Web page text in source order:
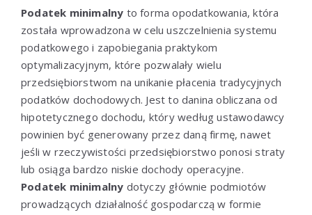
Podatek minimalny to forma opodatkowania, która
została wprowadzona w celu uszczelnienia systemu
podatkowego i zapobiegania praktykom
optymalizacyjnym, które pozwalały wielu
przedsiębiorstwom na unikanie płacenia tradycyjnych
podatków dochodowych. Jest to danina obliczana od
hipotetycznego dochodu, który według ustawodawcy
powinien być generowany przez daną firmę, nawet
jeśli w rzeczywistości przedsiębiorstwo ponosi straty
lub osiąga bardzo niskie dochody operacyjne.
Podatek minimalny dotyczy głównie podmiotów
prowadzących działalność gospodarczą w formie